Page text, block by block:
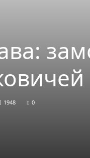
1948 0